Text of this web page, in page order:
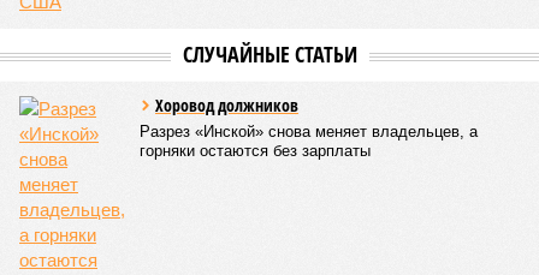
СЛУЧАЙНЫЕ СТАТЬИ
Хоровод должников
Разрез «Инской» снова меняет владельцев, а
горняки остаются без зарплаты